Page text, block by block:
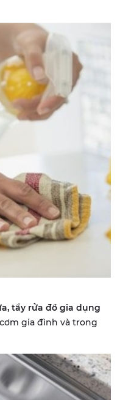
tẩy rửa đồ gia dụng
gia đình và trong